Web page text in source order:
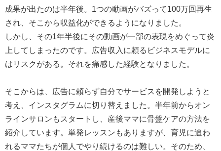
成果が出たのは半年後。1つの動画がバズって100万回再生
され、そこから収益化ができるようになりました。
しかし、その1年半後にその動画が一部の表現をめぐって炎
上してしまったのです。広告収入に頼るビジネスモデルに
はリスクがある。それを痛感した経験となりました。
そこからは、広告に頼らず自分でサービスを開発しようと
考え、インスタグラムに切り替えました。半年前からオン
ラインサロンもスタートし、産後ママに骨盤ケアの方法を
紹介しています。単発レッスンもありますが、育児に追わ
れるママたちが個人でやり続けるのは難しい。そのため、